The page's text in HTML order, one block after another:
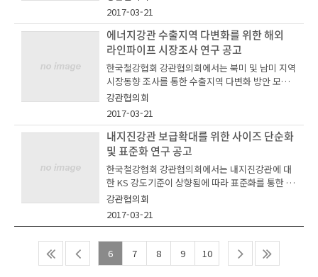
특성, 동양철관 송인영 팀장이 강관 제조기술에 대
해 발표하였다. 이후 참가자들은 현대제철 당진공
장의 열연설비와 예산공장의 핫스템핑 핫스템핑 :
강판을 고온으로 가열한 후 급냉하여 차체의 무게
를 줄이면서도 고강도와 안정성을 보장할 수 있는
제조방법 설비를 견학하였다.강관협의회 사업의 일
환으로 소재-동반성장을 위한 기술교육은 소재-강
관사간 긴밀한 협업관계 구축과 소재 및 용접기술
향상을 위해 2007년부터 현장 기술전문가를 통한
교육을 지속적으로 실시하고 있으며, 현재까지 14
회 교육 실시로 총 579명이 교육생이 참가하여 소
재와 강관사의 기술경쟁력 강화에 크게 일조하고
있다.
여 수조원의 경제효과와 외국 관광객 유치까지 기
대하고 있다. 또한 새롭게 주택 문화를 선도하고 있
는 스틸하우스 사례를 통해 외관이 자유롭고 내진
성과 시공성이 뛰어나 21세기 미래주택으로 각광
받고 있는 아름다운 모습을 수록하였다. 파주출판
단지와 헤이리마을은 강구조를 활용한 건축물을 특
화하여 지역 상징성과 존재감으로 관광 활성화된
사례를 수록하였다. 또한 강재댐퍼를 활용, 안전하
고 튼튼한 공공시설을 내진보강한 사례도 게재하였
다. 특히, 지역 명소로서 각광받고 있는 아름다운
다리와 육교 및 지역의 특성을 살려 스카이워크, 번
지점프, 구름산책로 등으로 관광객 유치를 하고 있
는 지자체의 명소와 도시경관과 건축물의 이미지를
더욱 높여주고 있는 조형물을 사례도 게재하였
다. 철강협회 관계자는 “이번 강구조 우수사례집
발간을 계기로 지자체에서 강구조 건축물, 교량 등
을 건설 할 경우 설계 및 전문가를 지원할 계획이며,
을 선정하여 지역 발전을 위해 홍보할 계획도 갖고
있다” 고 말했다. 우수건축물 사례집은 철강협회
• 철강재 가격현황(국내외)
초 내진설계 기준강화 및 제도개선' 연구를 추진합
니다. 이에 본 연구 용역을 수행 할 기관을 다음과
같이 공모하오니 많은 참여바랍니다.
= 아 래 =1. 연구개요 가. 연 구 명 :
국내 건축기초 내진설계 기준강화 및 제도개선
나. 연구기간 : '17. 4 ~ '17. 9 (6개월) 다. 연구내
용 ＊ 국내 건축 기초의 설계기준 및 동향 조사
분석 ＊ 미국/뉴질랜드/일본 등 건축물 하부
구조물의 내진설계 기준에 대한 해외사례 조
사 ＊ 내진등급에 따른 강관파일과 PHC파일
의 경제성 비교 및 검토 ＊ 건축 기초 내진설
계 기준 강화를 위한 제도화 및 법제화 방안 수립2.
입찰안내 가. 제출서류 - 연구용역 계획서 1
부 - 사업자등록증 1부 - 연구진 이력서
1부 나. 제출마감 : 2017. 3. 30(목)까지 (우편제
출은 마감 당일자 소인 인정) 다. 제출방식 : emai
l 또는 우편, 직접 접수3. 연구용역 기관 선정 방법
서류심사4. 문의 및 제출처 주소 : 서울시 송파구
가락동 78번지 IT벤처타워 15층 한국철강협회 담
2017-03-21
에너지강관 수출지역 다변화를 위한 해외
라인파이프 시장조사 연구 공고
한국철강협회 강관협의회에서는 북미 및 남미 지역
시장동향 조사를 통한 수출지역 다변화 방안 모색
을 위해 '에너지강관 수출지역 다변화를 위한 해외
라인파이프 시장조사' 연구를 추진합니다. 이에 본
연구 용역을 수행 할 기관을 다음과 같이 공모하오
니 많은 참여바랍니다. =
아 래 =1. 연구개요 가. 연 구 명 : 에너지강관 수
출지역 다변화를 위한 해외 라인파이프 시장조사
나. 연구기간 : '17. 4 ~ '17. 9 (6개월) 다. 연구내
용 * 주요내용 : 지역별 파이프라인 시장 및 프
로젝트 현황 조사 * 조사지역 : 북미(캐나다,
멕시코 중심), 남미(브라질 중심) * 조사내용
- 지역별 파이프라인 시장현황 (수급 및 가격
동향) - 지역별 파이프라인 유지보수시장 현
황 - 파이프라인 건설 및 계획 프로젝트 추진
현황 및 파이프라인별 프로젝트 정보 - 주요
강관협의회
2017-03-21
내지진강관 보급확대를 위한 사이즈 단순화
및 표준화 연구 공고
한국철강협회 강관협의회에서는 내지진강관에 대
한 KS 강도기준이 상향됨에 따라 표준화를 통한 사
용확대를 위해 '내지진강관 보급확대를 위한 사이
즈 단순화 및 표준화' 연구를 추진합니다. 이에 본
연구 용역을 수행 할 기관을 다음과 같이 공모하오
구개요 가. 연 구 명 : 내지진강관 보급확대를 위
한 사이즈 단순화 및 표준화 나. 연구기간 : '17. 4
강관협의회
2017-03-21
6 7 8 9 10